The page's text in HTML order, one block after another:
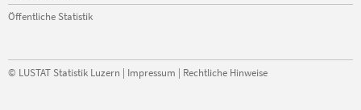
Öffentliche Statistik
© LUSTAT Statistik Luzern | Impressum | Rechtliche Hinweise